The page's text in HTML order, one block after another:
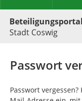
Beteiligungsportal
Stadt Coswig
Passwort
Passwort